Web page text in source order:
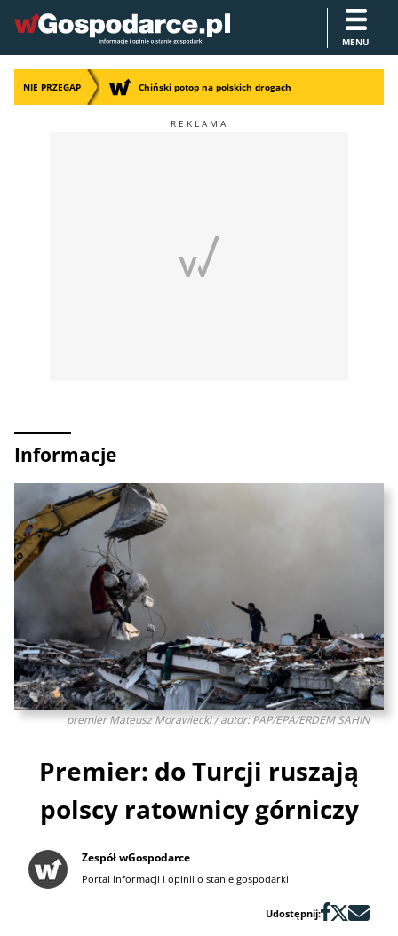
MENU
NIE PRZEGAP Chiński potop na polskich drogach
Informacje
premier Mateusz Morawiecki / autor: PAP/EPA/ERDEM SAHIN
Premier: do Turcji ruszają
polscy ratownicy górniczy
Zespół wGospodarce
Portal informacji i opinii o stanie gospodarki
Udostępnij: